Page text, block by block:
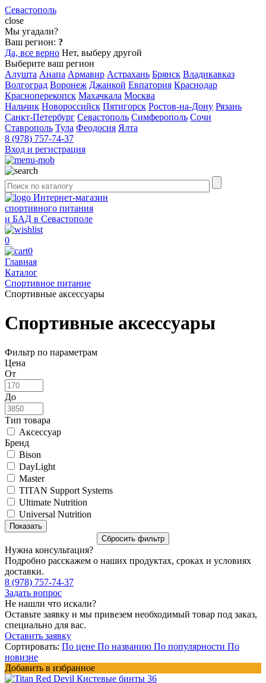
Севастополь
close
Мы угадали?
Ваш регион: ?
Да, все верно Нет, выберу другой
Выберите ваш регион
Алушта Анапа Армавир Астрахань Брянск Владикавказ
Волгоград Воронеж Джанкой Евпатория Краснодар
Красноперекопск Махачкала Москва
Нальчик Новороссийск Пятигорск Ростов-на-Дону Рязань
Санкт-Петербург Севастополь Симферополь Сочи
Ставрополь Тула Феодосия Ялта
8 (978) 757-74-37
Вход и регистрация
Интернет-магазин
спортивного питания
и БАД в Севастополе
0
0
Главная
Каталог
Спортивное питание
Спортивные аксессуары
Спортивные аксессуары
Фильтр по параметрам
Цена
От
До
Тип товара
Аксессуар
Бренд
Bison
DayLight
Master
TITAN Support Systems
Ultimate Nutrition
Universal Nutrition
Нужна консультация?
Подробно расскажем о наших продуктах, сроках и условиях
доставки.
8 (978) 757-74-37
Задать вопрос
Не нашли что искали?
Оставьте заявку и мы привезем необходимый товар под заказ,
специально для вас.
Оставить заявку
Сортировать: По цене По названию По популярности По
новизне
Добавить в избранное